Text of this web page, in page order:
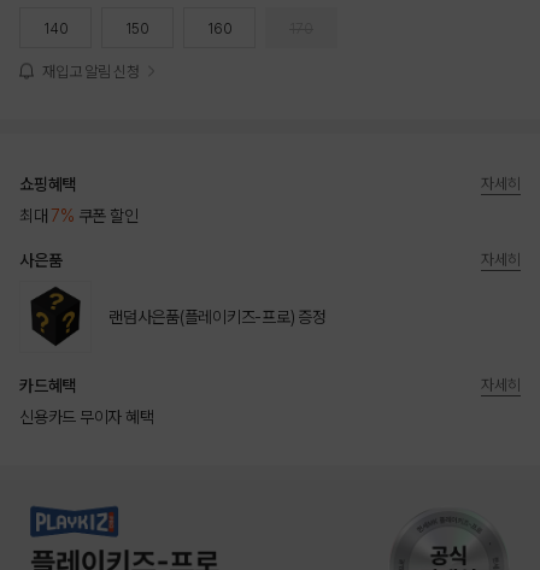
140 150 160
재입고 알림 신청
쇼핑혜택
최대 7% 쿠폰 할인
자세히
사은품
랜덤사은품(플레이키즈-프로) 증정
자세히
카드혜택
신용카드 무이자 혜택
자세히